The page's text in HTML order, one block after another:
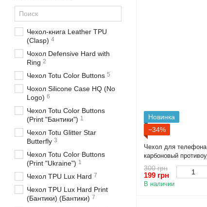
Новинка
−34%
Чехол для
карбоновый
черный
300 грн
199 грн
В наличии
Чехол-книга Leather TPU
(Clasp) 4
Чохол Defensive Hard with
Ring 2
Чехол Totu Color Buttons 5
Чохол Silicone Case HQ (No
Logo) 6
Чехол Totu Color Buttons
(Print "Бантики") 1
Чехол Totu Glitter Star
Butterfly 3
Чехол Totu Color Buttons
(Print "Ukraine") 1
Чехол TPU Lux Hard 7
Чехол TPU Lux Hard Print
(Бантики) (Бантики) 7